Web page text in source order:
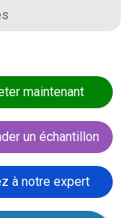
maintenant
un échantillon
à notre expert